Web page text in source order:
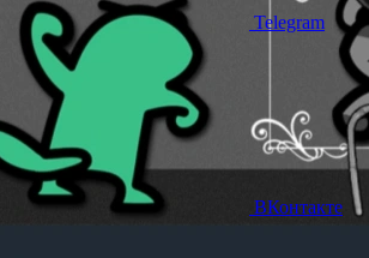
Telegram
ВКонтакте